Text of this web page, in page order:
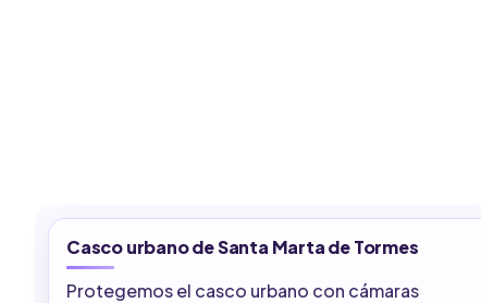
Casco urbano de Santa Marta de Tormes
Protegemos el casco urbano con cámaras